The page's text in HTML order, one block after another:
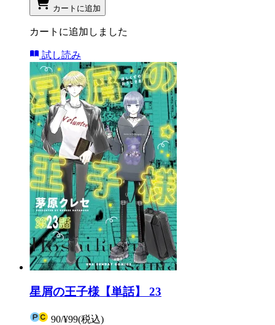
カートに追加
カートに追加しました
試し読み
星屑の王子様【単話】 23
90/¥99(税込)